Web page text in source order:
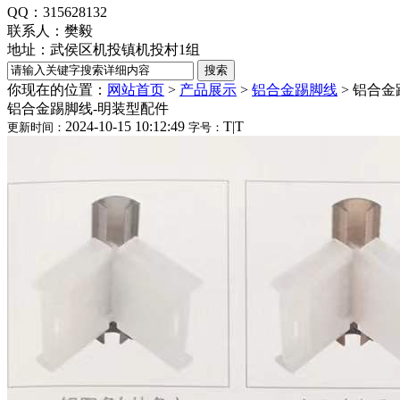
QQ：315628132
联系人：樊毅
地址：武侯区机投镇机投村1组
你现在的位置： 网站首页 > 产品展示 > 铝合金踢脚线 > 铝合金
铝合金踢脚线-明装型配件
更新时间： 2024-10-15 10:12:49 字号： T|T